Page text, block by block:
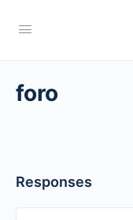
foro
Responses